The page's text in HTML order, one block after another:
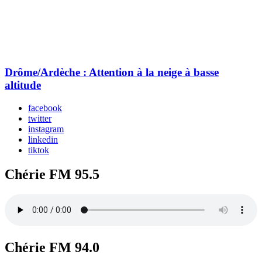
Drôme/Ardèche : Attention à la neige à basse
altitude
facebook
twitter
instagram
linkedin
tiktok
Chérie FM 95.5
Chérie FM 94.0